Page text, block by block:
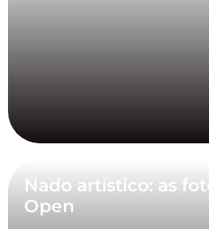
Nado artístico: as
Open